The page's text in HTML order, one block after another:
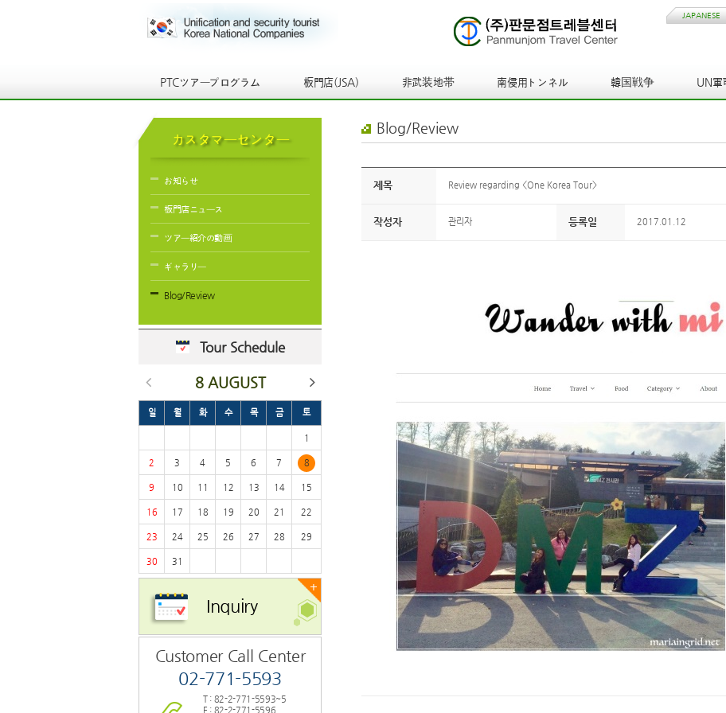
JAPANESE
PTCツアープログラム 板門店(JSA) 非武装地帯 南侵用トンネル 韓国戦争 UN軍
カスタマーセンター
お知らせ
板門店ニュース
ツアー紹介の動画
ギャラリー
Blog/Review
Tour Schedule
8 AUGUST
일 월 화 수 목 금 토
1
2 3 4 5 6 7 8
9 10 11 12 13 14 15
16 17 18 19 20 21 22
23 24 25 26 27 28 29
30 31
+
Inquiry
Customer Call Center
02-771-5593
T : 82-2-771-5593~5
F : 82-2-771-5596
Blog/Review
제목 Review regarding <One Korea Tour>
작성자 관리자 등록일 2017.01.12